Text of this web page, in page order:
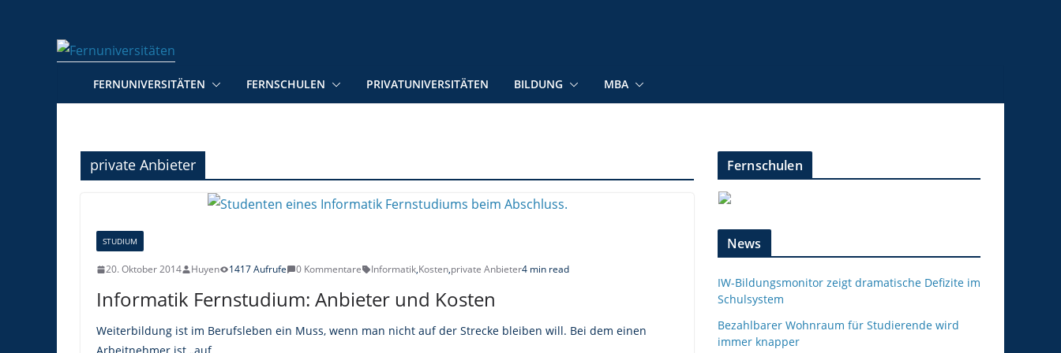
Inhalt
springen
FERNUNIVERSITÄTEN FERNSCHULEN PRIVATUNIVERSITÄTEN BILDUNG MBA
private Anbieter
STUDIUM
20. Oktober 2014 Huyen 1417 Aufrufe 0 Kommentare Informatik,Kosten,private Anbieter4 min read
Informatik Fernstudium: Anbieter und Kosten
Weiterbildung ist im Berufsleben ein Muss, wenn man nicht auf der Strecke bleiben will. Bei dem einen
Fernschulen
News
IW-Bildungsmonitor zeigt dramatische Defizite im
Schulsystem
Bezahlbarer Wohnraum für Studierende wird
immer knapper